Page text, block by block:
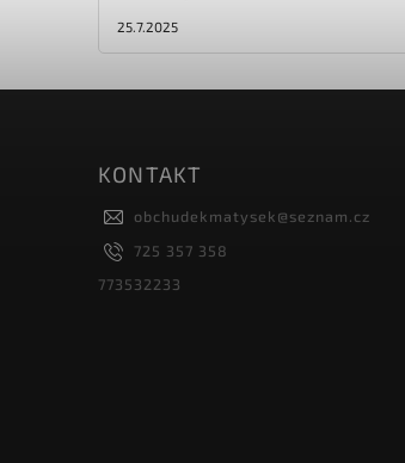
25.7.2025
KONTAKT
obchudekmatysek@seznam.cz
725 357 358
773532233